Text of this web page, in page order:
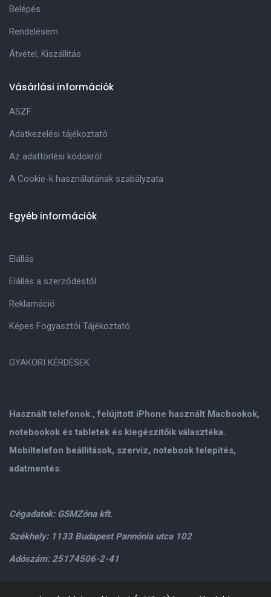
Használt telefonok , felújitott iPhone használt Macbookok,
notebookok és tabletek és kiegészitőik választéka.
Mobiltelefon beállitások, szervíz, notebook telepités,
adatmentés.
Cégadatok: GSMZóna kft.
Székhely: 1133 Budapest Pannónia utca 102
Adószám: 25174506-2-41
Belépés
Rendelésem
Átvétel, Kiszállitás
Vásárlási információk
ASZF
Adatkezelési tájékoztató
Az adattörlési kódokról
A Cookie-k használatának szabályzata
Egyéb információk
Elállás
Elállás a szerződéstől
Reklamáció
Képes Fogyasztói Tájékoztató
GYAKORI KÉRDÉSEK